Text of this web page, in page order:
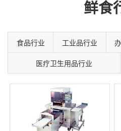
鲜食
食品行业 工业品行业
医疗卫生用品行业